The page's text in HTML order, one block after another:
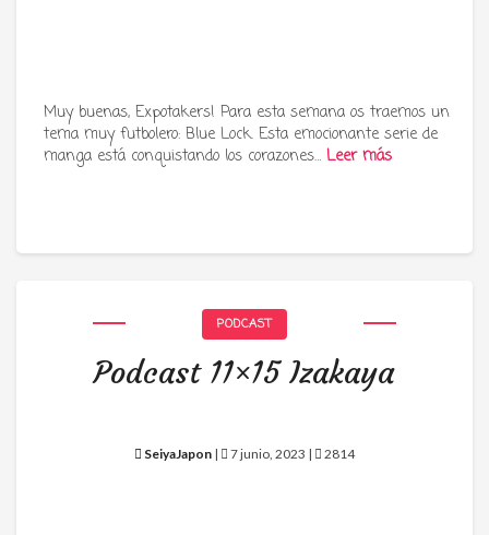
Muy buenas, Expotakers! Para esta semana os traemos un
tema muy futbolero: Blue Lock. Esta emocionante serie de
manga está conquistando los corazones… Leer más
PODCAST
Podcast 11×15 Izakaya
SeiyaJapon | 7 junio, 2023 | 2814